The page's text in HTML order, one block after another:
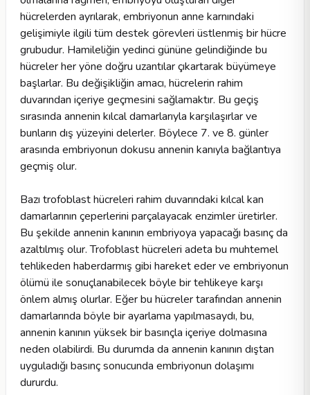
hücrelerden ayrılarak, embriyonun anne karnındaki
gelişimiyle ilgili tüm destek görevleri üstlenmiş bir hücre
grubudur. Hamileliğin yedinci gününe gelindiğinde bu
hücreler her yöne doğru uzantılar çıkartarak büyümeye
başlarlar. Bu değişikliğin amacı, hücrelerin rahim
duvarından içeriye geçmesini sağlamaktır. Bu geçiş
sırasında annenin kılcal damarlarıyla karşılaşırlar ve
bunların dış yüzeyini delerler. Böylece 7. ve 8. günler
arasında embriyonun dokusu annenin kanıyla bağlantıya
geçmiş olur.
Bazı trofoblast hücreleri rahim duvarındaki kılcal kan
damarlarının çeperlerini parçalayacak enzimler üretirler.
Bu şekilde annenin kanının embriyoya yapacağı basınç da
azaltılmış olur. Trofoblast hücreleri adeta bu muhtemel
tehlikeden haberdarmış gibi hareket eder ve embriyonun
ölümü ile sonuçlanabilecek böyle bir tehlikeye karşı
önlem almış olurlar. Eğer bu hücreler tarafından annenin
damarlarında böyle bir ayarlama yapılmasaydı, bu,
annenin kanının yüksek bir basınçla içeriye dolmasına
neden olabilirdi. Bu durumda da annenin kanının dıştan
uyguladığı basınç sonucunda embriyonun dolaşımı
dururdu.